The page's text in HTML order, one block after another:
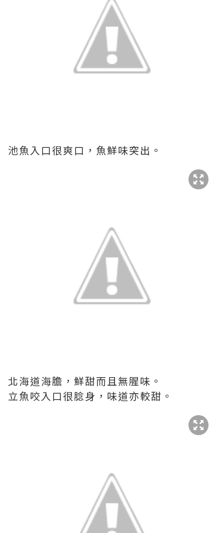
池魚入口很爽口，魚鮮味突出。
北海道海膽，鮮甜而且無腥味。
立魚咬入口很腍身，味道亦較甜。